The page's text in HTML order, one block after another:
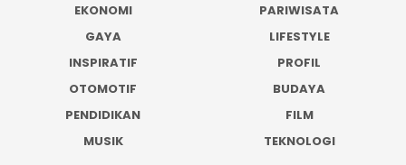
EKONOMI
PARIWISATA
GAYA
LIFESTYLE
INSPIRATIF
PROFIL
OTOMOTIF
BUDAYA
PENDIDIKAN
FILM
MUSIK
TEKNOLOGI